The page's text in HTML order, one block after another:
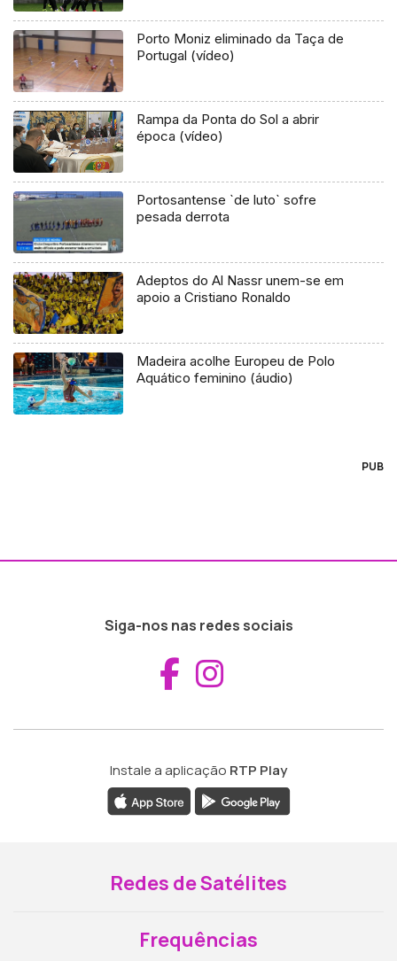
Porto Moniz eliminado da Taça de
Portugal (vídeo)
Rampa da Ponta do Sol a abrir
época (vídeo)
Portosantense `de luto` sofre
pesada derrota
Adeptos do Al Nassr unem-se em
apoio a Cristiano Ronaldo
Madeira acolhe Europeu de Polo
Aquático feminino (áudio)
PUB
Siga-nos nas redes sociais
Aceder ao
Instale a aplicação RTP Play
Redes de Satélites
Frequências